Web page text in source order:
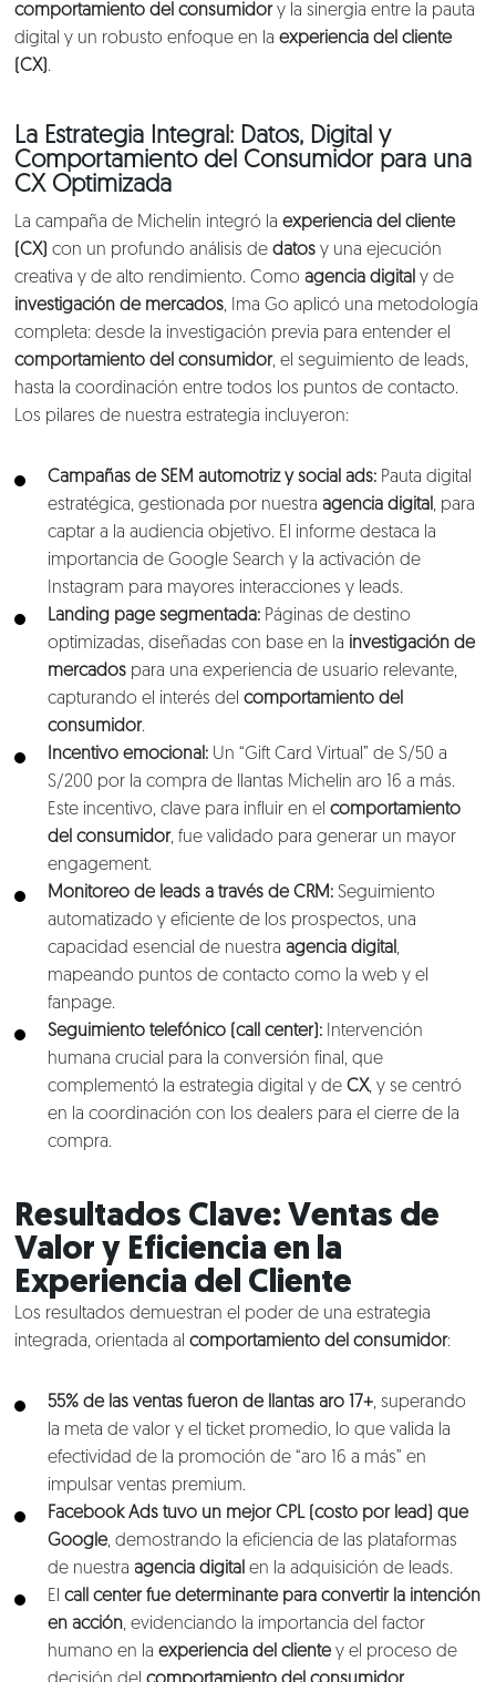
Nosotros
Clientes
comportamiento del consumidory la sinergia entre la pauta
digital y un robusto enfoque en laexperiencia del cliente
(CX) .
La Estrategia Integral: Datos, Digital y
Comportamiento del Consumidor para una
CX Optimizada
La campaña de Michelin integró laexperiencia del cliente
(CX) con un profundo análisis dedatos y una ejecución
creativa y de alto rendimiento. Como agencia digital y de
investigación de mercados, Ima Go aplicó una metodología
completa: desde la investigación previa para entender el
comportamiento del consumidor, el seguimiento de leads,
hasta la coordinación entre todos los puntos de contacto.
Los pilares de nuestra estrategia incluyeron:
Campañas de SEM automotriz y social ads: Pauta digital
estratégica, gestionada por nuestra agencia digital , para
captar a la audiencia objetivo. El informe destaca la
importancia de Google Search y la activación de
Instagram para mayores interacciones y leads.
Landing page segmentada: Páginas de destino
optimizadas, diseñadas con base en la investigación de
mercados para una experiencia de usuario relevante,
capturando el interés delcomportamiento del
consumidor.
Incentivo emocional: Un “Gift Card Virtual” de S/50 a
S/200 por la compra de llantas Michelin aro 16 a más.
Este incentivo, clave para influir en elcomportamiento
del consumidor, fue validado para generar un mayor
engagement.
Monitoreo de leads a través de CRM: Seguimiento
automatizado y eficiente de los prospectos, una
capacidad esencial de nuestra agencia digital ,
mapeando puntos de contacto como la web y el
fanpage.
Seguimiento telefónico (call center): Intervención
humana crucial para la conversión final, que
complementó la estrategia digital y deCX, y se centró
en la coordinación con los dealers para el cierre de la
compra.
Resultados Clave: Ventas de
Valor y Eficiencia en la
Experiencia del Cliente
Los resultados demuestran el poder de una estrategia
integrada, orientada alcomportamiento del consumidor:
55% de las ventas fueron de llantas aro 17+, superando
la meta de valor y el ticket promedio, lo que valida la
efectividad de la promoción de “aro 16 a más” en
impulsar ventas premium.
Facebook Ads tuvo un mejor CPL (costo por lead) que
Google, demostrando la eficiencia de las plataformas
de nuestra agencia digital en la adquisición de leads.
Elcall center fue determinante para convertir la intención
en acción, evidenciando la importancia del factor
humano en laexperiencia del clientey el proceso de